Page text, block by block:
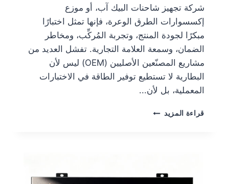
شركة تجهيز شاحنات البيك آب، أو موزع
إكسسوارات الطرق الوعرة، فإنها تمثل اختبارًا
مبكرًا لجودة المنتج، وتجربة المُركِّب، ومخاطر
الضمان، وسمعة العلامة التجارية. تفشل العديد من
مشاريع المصنّعين الأصليين (OEM) ليس لأن
البطارية لا تستطيع توفير الطاقة في الاختبارات
المعملية، بل لأن...
قراءة المزيد